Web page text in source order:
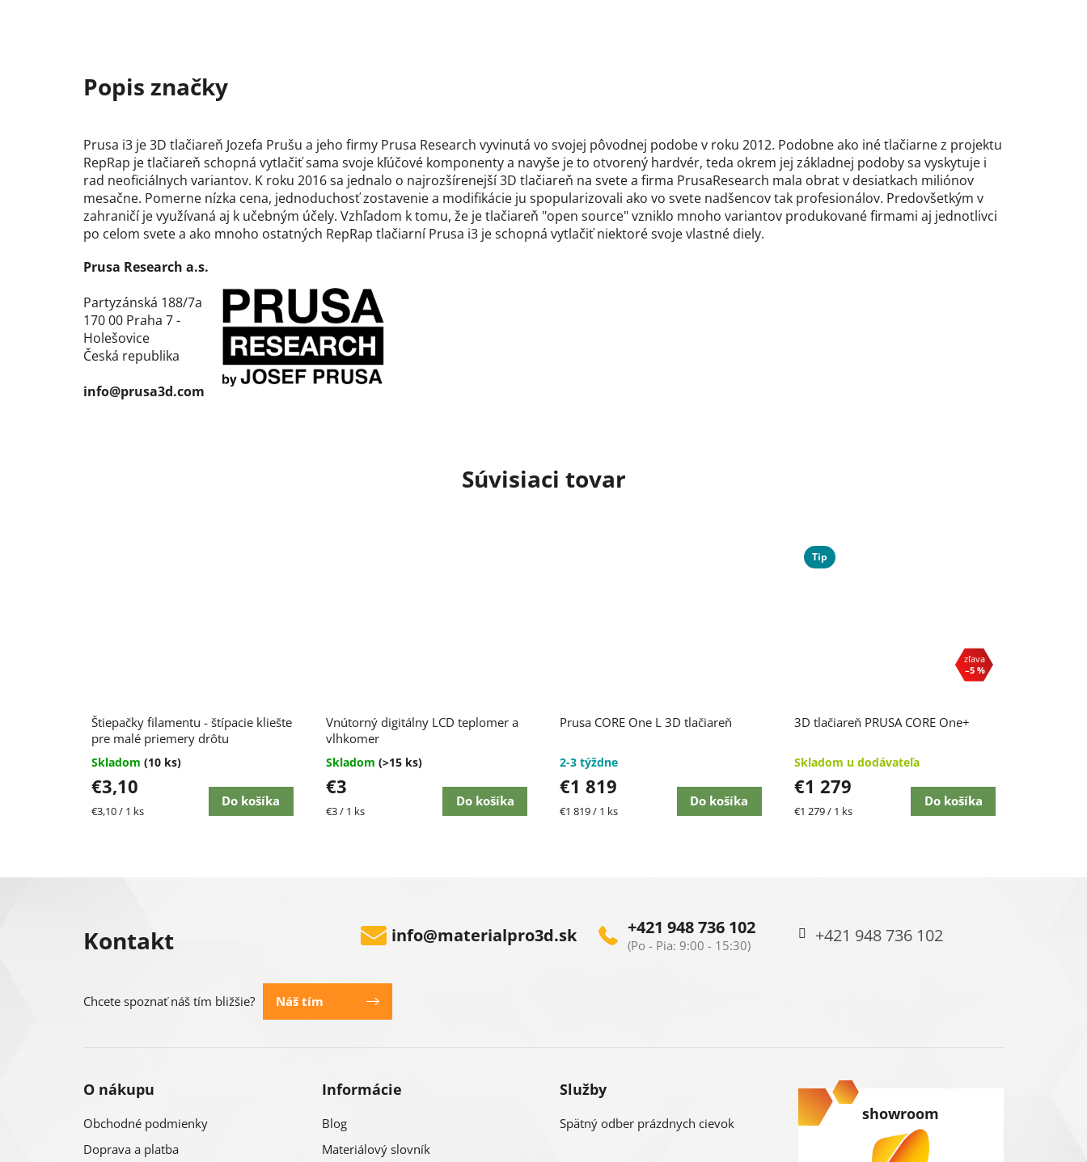
Súvisiaci tovar
Štiepačky filamentu - štípacie kliešte
pre malé priemery drôtu
Skladom (10 ks)
€3,10
Jednotková
€3,10 / 1 ks
Do košíka
Vnútorný digitálny LCD teplomer a
vlhkomer
Skladom (>15 ks)
€3
Jednotková
€3 / 1 ks
Do košíka
Prusa CORE One L 3D tlačiareň
2-3 týždne
€1 819
Jednotková
€1 819 / 1 ks
Do košíka
Tip
–5 %
3D tlačiareň PRUSA CORE One+
hodnotenie
5,0
z
hviezdičiek.
Skladom u dodávateľa
€1 279
Jednotková
€1 279 / 1 ks
Do košíka
Prusa i3 je 3D tlačiareň Jozefa Prušu a jeho firmy Prusa Research vyvinutá vo svojej pôvodnej podobe v roku 2012. Podobne ako iné tlačiarne z projektu
RepRap je tlačiareň schopná vytlačiť sama svoje kľúčové komponenty a navyše je to otvorený hardvér, teda okrem jej základnej podoby sa vyskytuje i
rad neoficiálnych variantov. K roku 2016 sa jednalo o najrozšírenejší 3D tlačiareň na svete a firma PrusaResearch mala obrat v desiatkach miliónov
mesačne. Pomerne nízka cena, jednoduchosť zostavenie a modifikácie ju spopularizovali ako vo svete nadšencov tak profesionálov. Predovšetkým v
zahraničí je využívaná aj k učebným účely. Vzhľadom k tomu, že je tlačiareň "open source" vzniklo mnoho variantov produkované firmami aj jednotlivci
po celom svete a ako mnoho ostatných RepRap tlačiarní Prusa i3 je schopná vytlačiť niektoré svoje vlastné diely.
Prusa Research a.s.
Partyzánská 188/7a
170 00 Praha 7 -
Holešovice
Česká republika
info@prusa3d.com
Kontakt info@materialpro3d.sk +421 948 736 102 +421 948 736 102
Chcete spoznať náš tím bližšie? Náš tím
O nákupu
Obchodné podmienky
Doprava a platba
Informácie
Blog
Materiálový slovník
Služby
Spätný odber prázdnych cievok showroom